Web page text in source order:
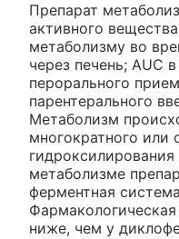
Препарат
активного
метаболизму во
через печень; AUC
перорального
парентерального
Метаболизм
многократного или
метаболизме
ферментная
ниже, чем у